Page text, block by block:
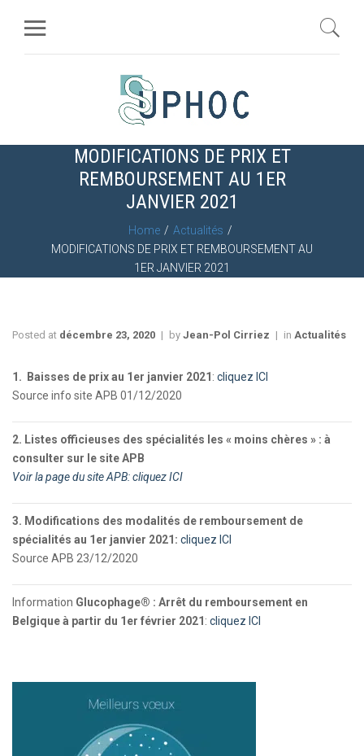
MODIFICATIONS DE PRIX ET
REMBOURSEMENT AU 1ER
JANVIER 2021
Home
Actualités
MODIFICATIONS DE PRIX ET REMBOURSEMENT AU
1ER JANVIER 2021
Posted at décembre 23, 2020 by Jean-Pol Cirriez in Actualités
1. Baisses de prix au 1er janvier 2021 : cliquez ICI
Source info site APB 01/12/2020
2. Listes officieuses des spécialités les « moins chères » : à
consulter sur le site APB
Voir la page du site APB: cliquez ICI
3. Modifications des modalités de remboursement de
spécialités au 1er janvier 2021: cliquez ICI
Source APB 23/12/2020
Information Glucophage® : Arrêt du remboursement en
Belgique à partir du 1er février 2021 : cliquez ICI